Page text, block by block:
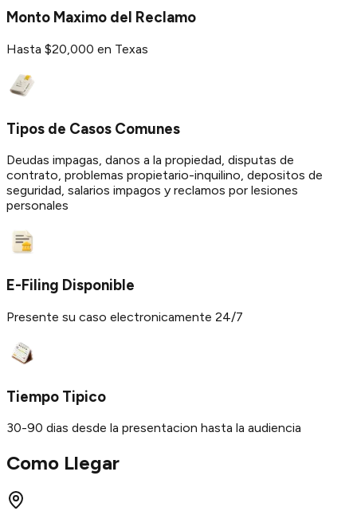
Monto Maximo del Reclamo
Hasta $20,000 en Texas
Tipos de Casos Comunes
Deudas impagas, danos a la propiedad, disputas de
contrato, problemas propietario-inquilino, depositos de
seguridad, salarios impagos y reclamos por lesiones
personales
E-Filing Disponible
Presente su caso electronicamente 24/7
Tiempo Tipico
30-90 dias desde la presentacion hasta la audiencia
Como Llegar